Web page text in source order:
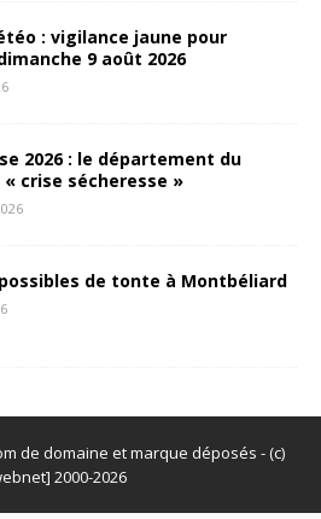
: vigilance jaune pour
9 août 2026
2026 : le département du
« crise sécheresse »
de tonte à Montbéliard
de domaine et marque déposés - (c)
2000-2026